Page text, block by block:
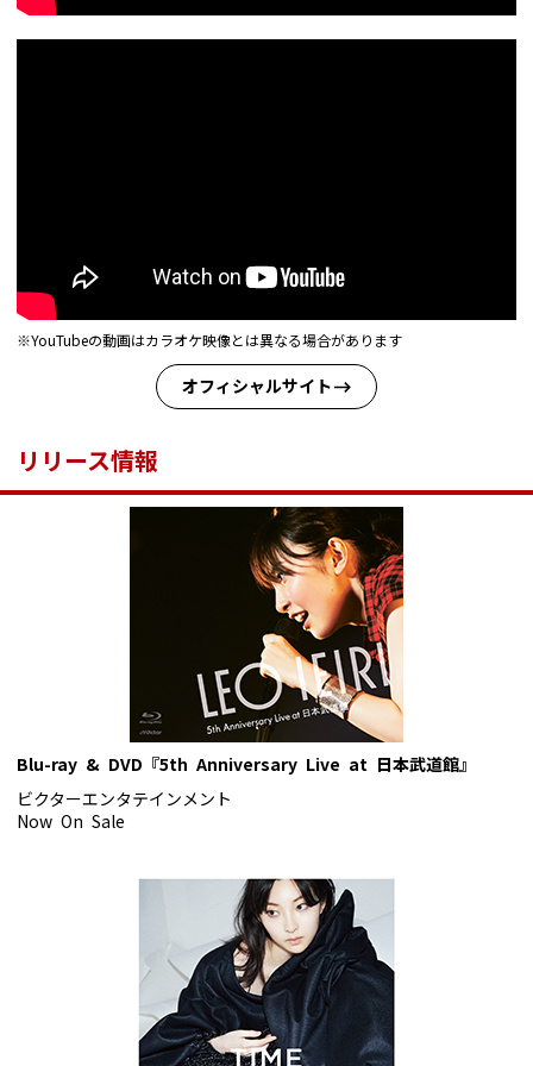
※YouTubeの動画はカラオケ映像とは異なる場合があります
オフィシャルサイト
リリース情報
Blu-ray & DVD『5th Anniversary Live at 日本武道館』
ビクターエンタテインメント
Now On Sale